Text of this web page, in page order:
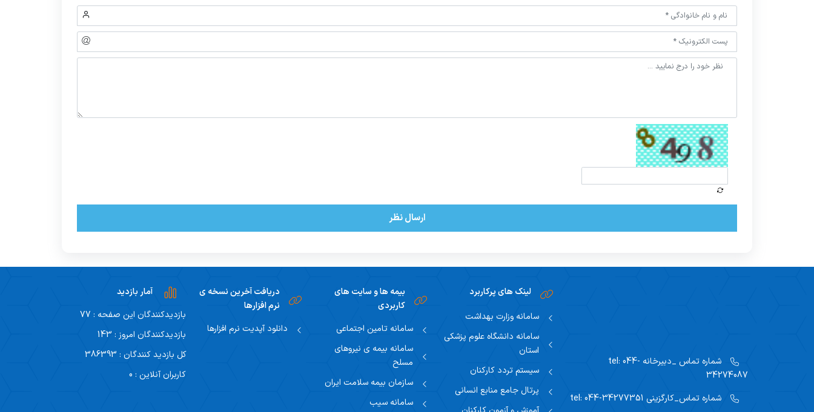
ارسال نظر
شماره تماس _دبیرخانه tel: 044-
34274087
شماره تماس_کارگزینی
لینک های پرکاربرد
سامانه وزارت بهداشت
سامانه دانشگاه علوم پزشکی
استان
سیستم تردد کارکنان
پرتال جامع منابع انسانی
بیمه ها و سایت های
کاربردی
سامانه تامین اجتماعی
سامانه بیمه ی نیروهای
مسلح
سازمان بیمه سلامت ایران
سامانه سیب
دریافت آخرین نسخه ی
نرم افزارها
دانلود آپدیت نرم افزارها
آمار بازدید
بازدیدکنندگان این صفحه : 77
بازدیدکنندگان امروز : 143
کل بازدید کنندگان : 386393
کاربران آنلاین : 0